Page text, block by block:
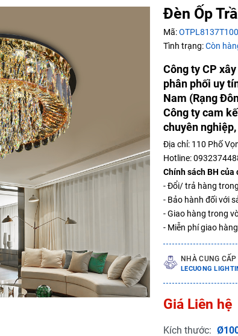
Đèn Ốp
Mã:
Tình trạng:Còn
Công ty CP
phân phối uy
Nam (Rạng
Công ty cam
chuyên
Địa chỉ: 110 Phố
Hotline:
Chính sách BH của
- Đổi/ trả hàng
- Bảo hành đối với
- Giao hàng trong
- Miễn phí giao
NHÀ CUNG CẤP
LECUONG
Giá Liên hệ
Kích thước:
Mã giảm giá:
Ngày hết hạn:
Điều kiện:
Copy mã và nhập mã ở trang